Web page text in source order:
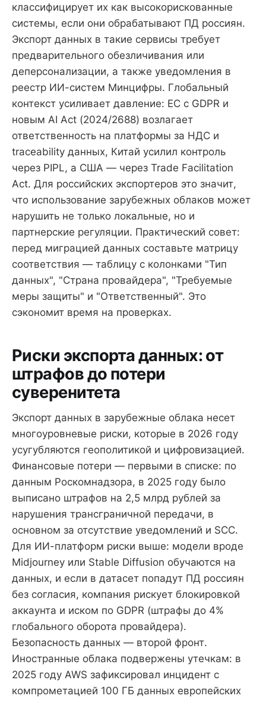
классифицирует их как высокорискованные
системы, если они обрабатывают ПД россиян.
Экспорт данных в такие сервисы требует
предварительного обезличивания или
деперсонализации, а также уведомления в
реестр ИИ-систем Минцифры. Глобальный
контекст усиливает давление: ЕС с GDPR и
новым AI Act (2024/2688) возлагает
ответственность на платформы за НДС и
traceability данных, Китай усилил контроль
через PIPL, а США — через Trade Facilitation
Act. Для российских экспортеров это значит,
что использование зарубежных облаков может
нарушить не только локальные, но и
партнерские регуляции. Практический совет:
перед миграцией данных составьте матрицу
соответствия — таблицу с колонками "Тип
данных", "Страна провайдера", "Требуемые
меры защиты" и "Ответственный". Это
сэкономит время на проверках.
Риски экспорта данных: от
штрафов до потери
суверенитета
Экспорт данных в зарубежные облака несет
многоуровневые риски, которые в 2026 году
усугубляются геополитикой и цифровизацией.
Финансовые потери — первыми в списке: по
данным Роскомнадзора, в 2025 году было
выписано штрафов на 2,5 млрд рублей за
нарушения трансграничной передачи, в
основном за отсутствие уведомлений и SCC.
Для ИИ-платформ риски выше: модели вроде
Midjourney или Stable Diffusion обучаются на
данных, и если в датасет попадут ПД россиян
без согласия, компания рискует блокировкой
аккаунта и иском по GDPR (штрафы до 4%
глобального оборота провайдера).
Безопасность данных — второй фронт.
Иностранные облака подвержены утечкам: в
2025 году AWS зафиксировал инцидент с
компрометацией 100 ГБ данных европейских